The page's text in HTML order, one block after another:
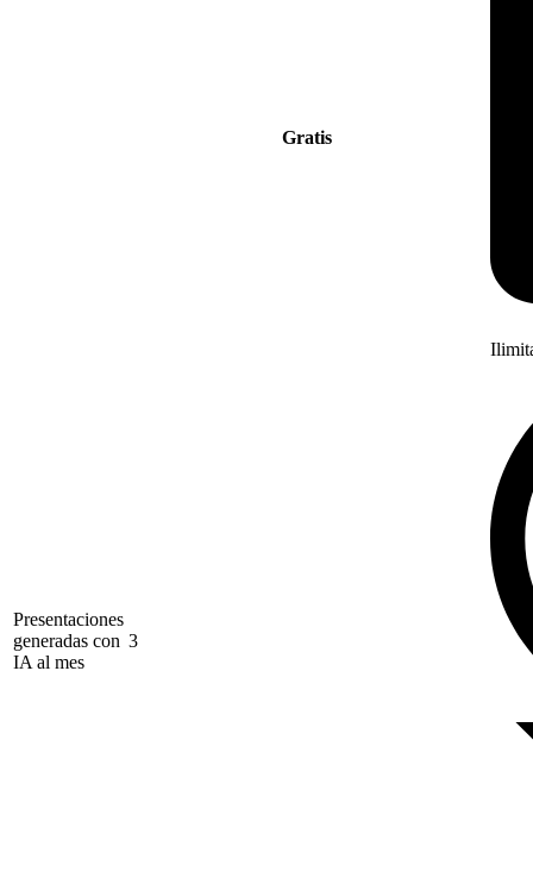
Gratis
Presentaciones
generadas con
IA al mes
3